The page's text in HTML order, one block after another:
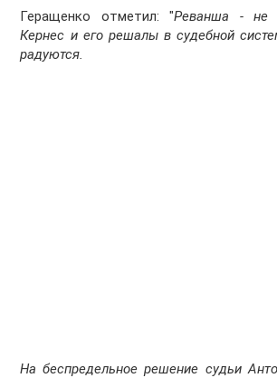
Геращенко отметил: "Реванша - не
Кернес и его решалы в судебной
радуются.
На беспредельное решение судьи